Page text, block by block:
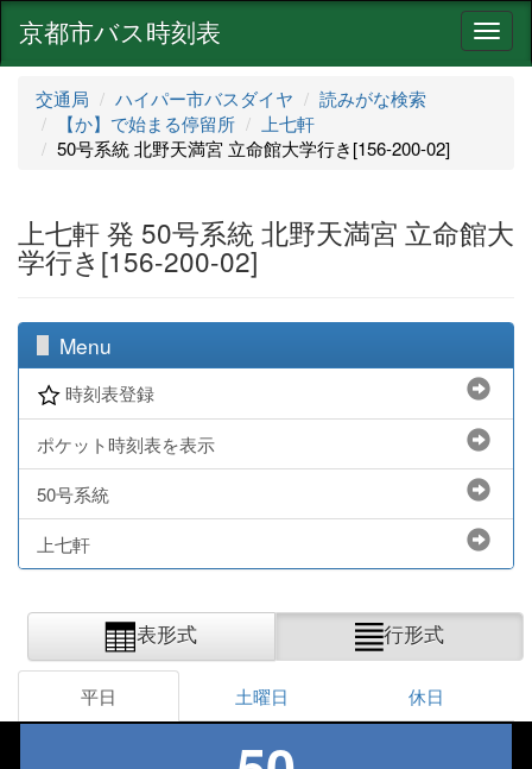
ナ
ビ
京都市バス時刻表
交通局 ハイパー市バスダイヤ
読みがな検索
【か】で始まる停留所
上七軒
50号系統 北野天満宮 立命館大学行き[156-200-02]
上七軒 発 50号系統 北野天満宮 立命館大
学行き[156-200-02]
Menu
時刻表登録
ポケット時刻表を表示
50号系統
上七軒
表形式 行形式
平日 土曜日 休日